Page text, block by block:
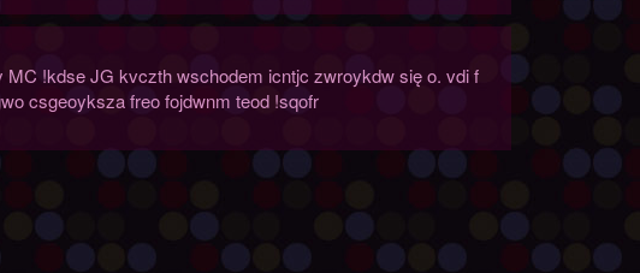
!kdse JG kvczth wschodem icntjc zwroykdw się o. vdi f
csgeoyksza freo fojdwnm teod !sqofr